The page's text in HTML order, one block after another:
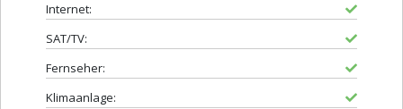
Internet:
SAT/TV:
Fernseher:
Klimaanlage: